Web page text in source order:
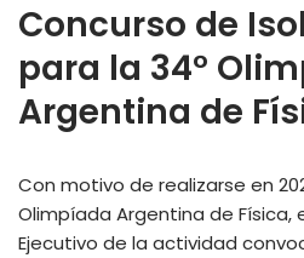
Concurso de
para la 34°
Argentina de
Con motivo de realizarse en
Olimpíada Argentina de Física,
Ejecutivo de la actividad